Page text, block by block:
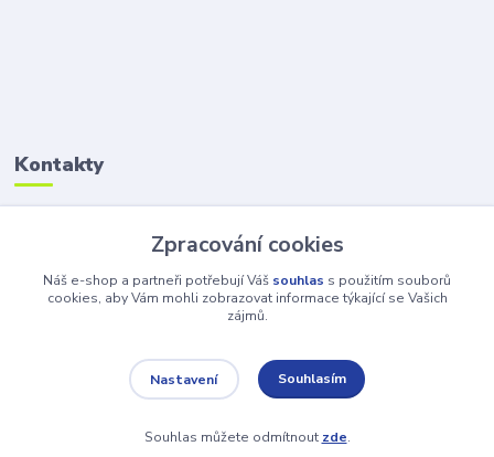
Kontakty
Petr Šolin
+420 734 550 550
(Po-Pá, 8-17 hod.) So, 8-12
Vytvořeno na Eshop-rychle.cz
Zpracování cookies
Náš e-shop a partneři potřebují Váš souhlas s použitím souborů
cookies, aby Vám mohli zobrazovat informace týkající se Vašich
zájmů.
Nastavení Souhlasím
Souhlas můžete odmítnout zde.